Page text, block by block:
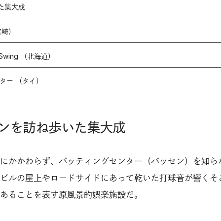
集大成
）
（北海道）
ー （タイ）
を訪ね歩いた集大成
かかわらず、バッティングセンター（バッセン）を知ら
ルの屋上やロードサイドにあって乾いた打球音が響くそ
ることを表す原風景的娯楽施設だ。